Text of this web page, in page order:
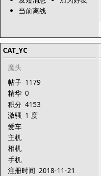
当前离线
CAT_YC
魔头
帖子 1179
精华 0
积分 4153
激骚 1 度
爱车
主机
相机
手机
注册时间 2018-11-21